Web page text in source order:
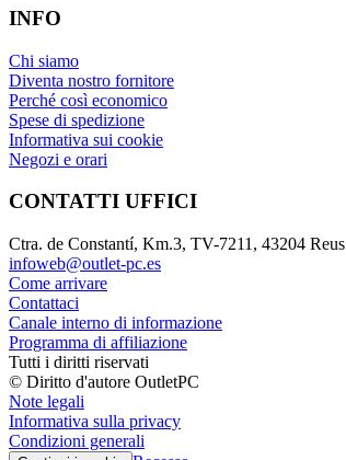
INFO
Chi siamo
Diventa nostro fornitore
Perché così economico
Spese di spedizione
Informativa sui cookie
Negozi e orari
CONTATTI UFFICI
Ctra. de Constantí, Km.3, TV-7211, 43204 Reus
infoweb@outlet-pc.es
Come arrivare
Contattaci
Canale interno di informazione
Programma di affiliazione
Tutti i diritti riservati
© Diritto d'autore OutletPC
Note legali
Informativa sulla privacy
Condizioni generali